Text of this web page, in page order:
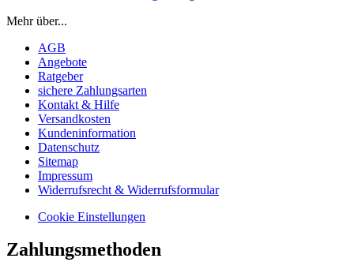
Mehr über...
AGB
Angebote
Ratgeber
sichere Zahlungsarten
Kontakt & Hilfe
Versandkosten
Kundeninformation
Datenschutz
Sitemap
Impressum
Widerrufsrecht & Widerrufsformular
Cookie Einstellungen
Zahlungsmethoden